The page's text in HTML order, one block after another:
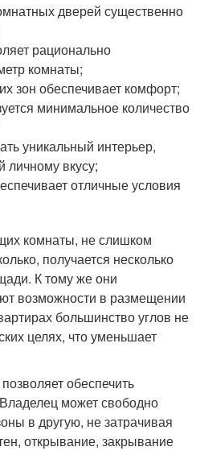
дверей существенно
рационально
комнаты;
зон обеспечивает комфорт;
минимальное количество
уникальный интерьер,
личному вкусу;
отличные условия
комнаты, не слишком
получается несколько
К тому же они
возможности в размещении
большинство углов не
целях, что уменьшает
обеспечить
может свободно
в другую, не затрачивая
открывание, закрывание